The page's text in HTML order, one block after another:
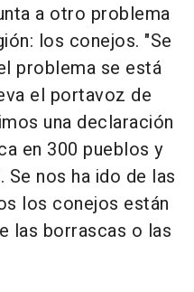
a otro problema
los conejos. "Se
problema se está
el portavoz de
una declaración
en 300 pueblos y
Se nos ha ido de las
los conejos están
las borrascas o las